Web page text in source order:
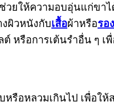
วยให้ความอบอุ่นแก่ขาไ
งผิวหนังกับเสื้อผ้าหรือรอ
หรือการเต้นรำอื่น ๆ
รือหลวมเกินไป เพื่อใ